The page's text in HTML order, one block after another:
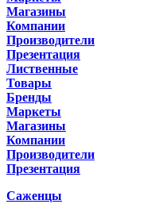
Магазины
Компании
Производители
Презентация
Лиственные
Товары
Бренды
Маркеты
Магазины
Компании
Производители
Презентация
Саженцы